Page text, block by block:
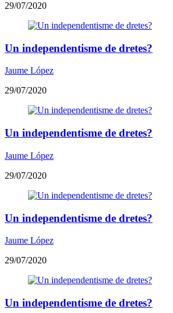
29/07/2020
Un independentisme de dretes?
Jaume López
29/07/2020
Un independentisme de dretes?
Jaume López
29/07/2020
Un independentisme de dretes?
Jaume López
29/07/2020
Un independentisme de dretes?